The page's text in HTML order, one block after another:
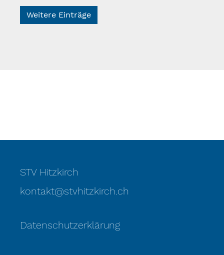
Weitere Einträge
STV Hitzkirch
kontakt@stvhitzkirch.ch
Datenschutzerklärung